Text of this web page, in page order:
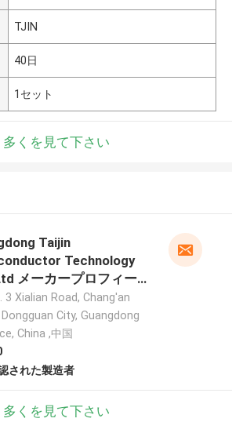
TJIN
40日
1セット
多くを見て下さい
Taijin
Technology
メーカープロフィー
3 Xialian Road, Chang'an
City, Guangdong
China ,中国
された製造者
多くを見て下さい